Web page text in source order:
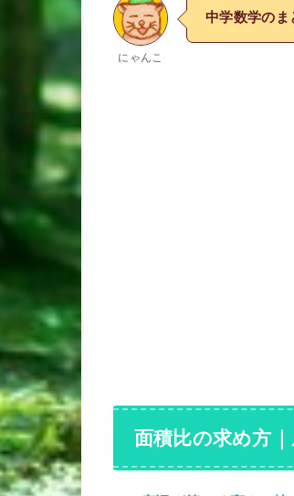
にゃんこ
中学数学のま
面積比の求め方